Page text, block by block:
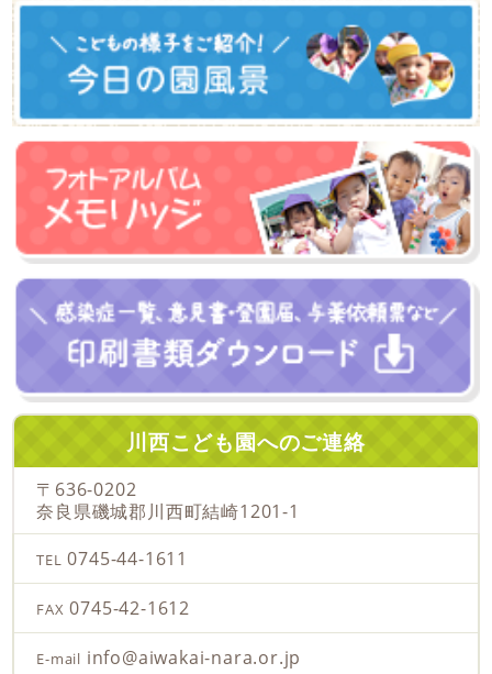
川西こども園へのご連絡
〒636-0202
奈良県磯城郡川西町結崎1201-1
TEL 0745-44-1611
FAX 0745-42-1612
E-mail info@aiwakai-nara.or.jp